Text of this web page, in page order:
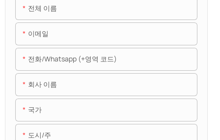
전체 이름
이메일
전화/whatsapp (+영역 코드)
회사 이름
국가
도시/주